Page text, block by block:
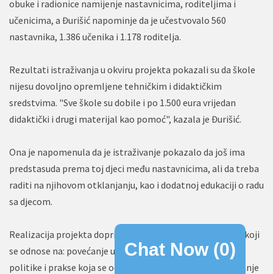
obuke i radionice namijenje nastavnicima, roditeljima i
učenicima, a Đurišić napominje da je učestvovalo 560
nastavnika, 1.386 učenika i 1.178 roditelja.
Rezultati istraživanja u okviru projekta pokazali su da škole
nijesu dovoljno opremljene tehničkim i didaktičkim
sredstvima. "Sve škole su dobile i po 1.500 eura vrijedan
didaktički i drugi materijal kao pomoć", kazala je Đurišić.
Ona je napomenula da je istraživanje pokazalo da još ima
predstasuda prema toj djeci među nastavnicima, ali da treba
raditi na njihovom otklanjanju, kao i dodatnoj edukaciji o radu
sa djecom.
Realizacija projekta doprinijela je ostvarivanju rezultata koji
se odnose na: povećanje uključenosti roditelja u kreiranju
politike i prakse koja se odnosi na obrazovanje djece, jačanje
Chat Now (0)